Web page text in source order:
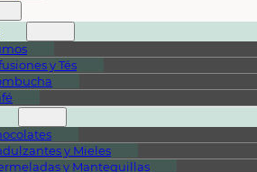
y Tés
y Mieles
y Mantequillas